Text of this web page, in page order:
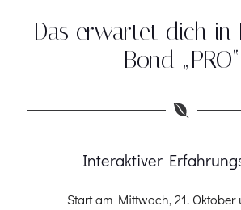
Das erwartet dich in
Bond „PRO“
Interaktiver
Start am Mittwoch, 21. Oktober